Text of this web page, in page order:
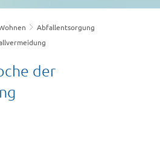
Abfallentsorgung
der